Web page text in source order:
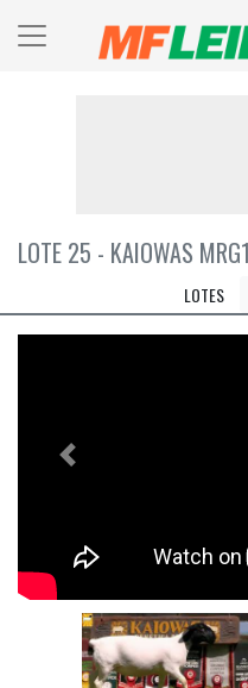
LOTE 25 - KAIOWAS
LOTES
Previous